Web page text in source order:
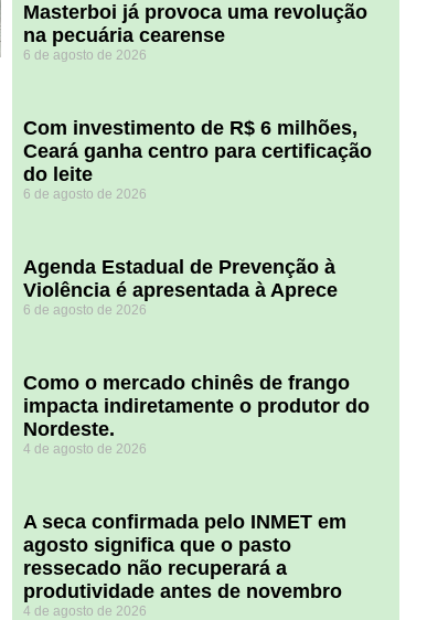
Masterboi já provoca uma revolução
na pecuária cearense
6 de agosto de 2026
Com investimento de R$ 6 milhões,
Ceará ganha centro para certificação
do leite
6 de agosto de 2026
Agenda Estadual de Prevenção à
Violência é apresentada à Aprece
6 de agosto de 2026
​Como o mercado chinês de frango
impacta indiretamente o produtor do
Nordeste.
4 de agosto de 2026
A seca confirmada pelo INMET em
agosto significa que o pasto
ressecado não recuperará a
produtividade antes de novembro
4 de agosto de 2026